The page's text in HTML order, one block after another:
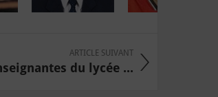
ARTICLE SUIVANT
du lycée ...